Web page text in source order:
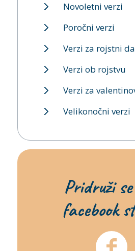
Novoletni verzi
Poročni verzi
Verzi za rojstni
Verzi ob rojstvu
Verzi za
Velikonočni verzi
Pridruži
facebook